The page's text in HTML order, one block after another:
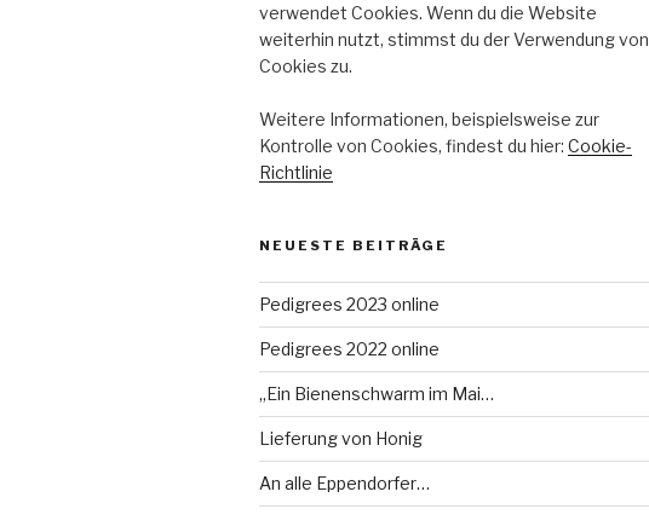
verwendet Cookies. Wenn du die Website
weiterhin nutzt, stimmst du der Verwendung von
Cookies zu.
Weitere Informationen, beispielsweise zur
Kontrolle von Cookies, findest du hier: Cookie-
Richtlinie
NEUESTE BEITRÄGE
Pedigrees 2023 online
Pedigrees 2022 online
„Ein Bienenschwarm im Mai…
Lieferung von Honig
An alle Eppendorfer…